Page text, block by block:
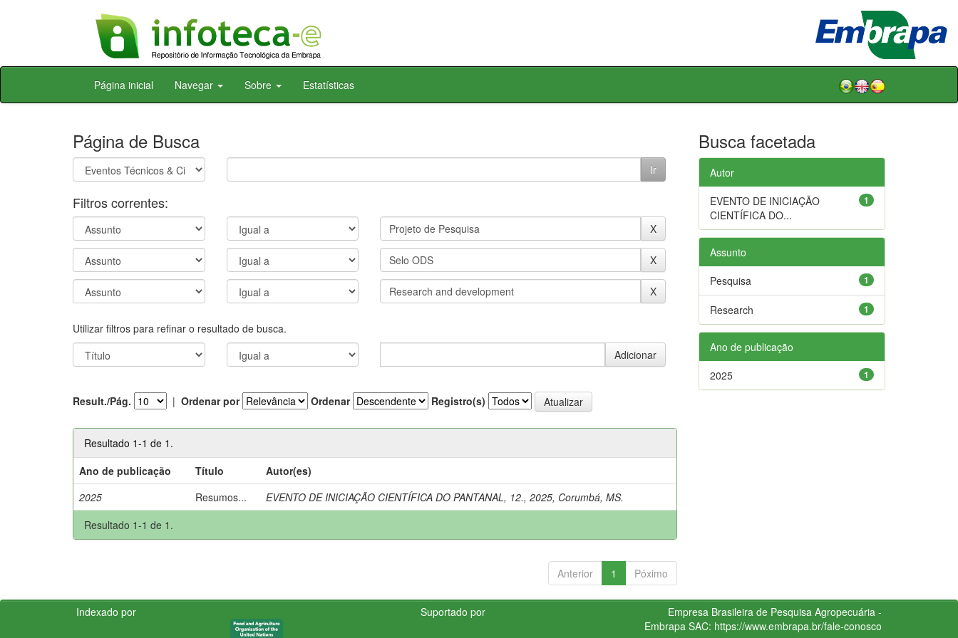
Skip
Página inicial Navegar Sobre Estatísticas
Página de Busca
Filtros correntes:
Utilizar filtros para refinar o resultado de busca.
Result./Pág. | Ordenar por Ordenar Registro(s)
Resultado 1-1 de 1.
Ano de publicação
Título
Autor(es)
2025
Resumos...
EVENTO DE INICIAÇÃO CIENTÍFICA DO PANTANAL, 12., 2025, Corumbá, MS.
Resultado 1-1 de 1.
Anterior 1 Póximo
Busca facetada
Autor
1
EVENTO DE INICIAÇÃO
CIENTÍFICA DO...
Assunto
1
Pesquisa
1
Research
Ano de publicação
1
2025
Indexado por Suportado por
Empresa Brasileira de Pesquisa Agropecuária -
Embrapa SAC: https://www.embrapa.br/fale-conosco